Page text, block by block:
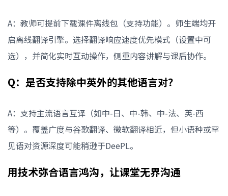
A：教师可提前下载课件离线包（支持功能）。师生端均开
启离线翻译引擎。选择翻译响应速度优先模式（设置中可
选），并简化实时互动操作，侧重内容讲解与课后协作。
Q：是否支持除中英外的其他语言对？
A：支持主流语言互译（如中-日、中-韩、中-法、英-西
等）。覆盖广度与谷歌翻译、微软翻译相近，但小语种或罕
见语对资源深度可能稍逊于DeePL。
用技术弥合语言鸿沟，让课堂无界沟通